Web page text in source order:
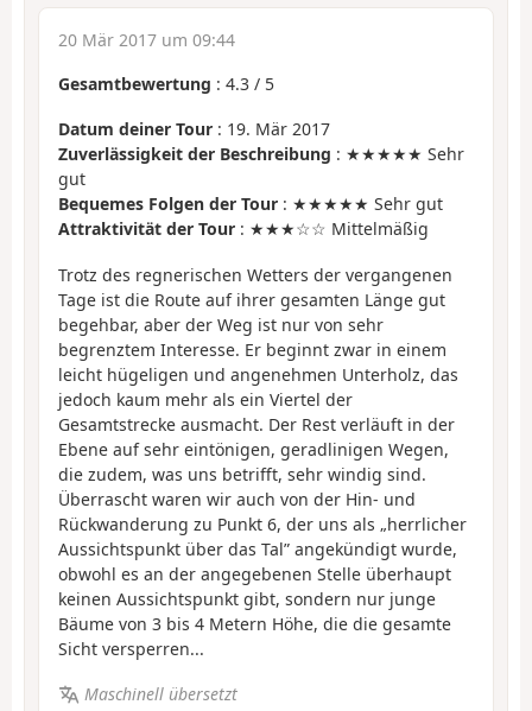
20 Mär 2017 um 09:44
Gesamtbewertung : 4.3 / 5
Datum deiner Tour : 19. Mär 2017
Zuverlässigkeit der Beschreibung : ★★★★★ Sehr
gut
Bequemes Folgen der Tour : ★★★★★ Sehr gut
Attraktivität der Tour : ★★★☆☆ Mittelmäßig
Trotz des regnerischen Wetters der vergangenen
Tage ist die Route auf ihrer gesamten Länge gut
begehbar, aber der Weg ist nur von sehr
begrenztem Interesse. Er beginnt zwar in einem
leicht hügeligen und angenehmen Unterholz, das
jedoch kaum mehr als ein Viertel der
Gesamtstrecke ausmacht. Der Rest verläuft in der
Ebene auf sehr eintönigen, geradlinigen Wegen,
die zudem, was uns betrifft, sehr windig sind.
Überrascht waren wir auch von der Hin- und
Rückwanderung zu Punkt 6, der uns als „herrlicher
Aussichtspunkt über das Tal” angekündigt wurde,
obwohl es an der angegebenen Stelle überhaupt
keinen Aussichtspunkt gibt, sondern nur junge
Bäume von 3 bis 4 Metern Höhe, die die gesamte
Sicht versperren...
Maschinell übersetzt